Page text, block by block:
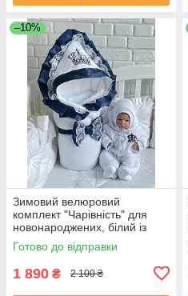
–10%
Зимовий велюровий
комплект "Чарівність" для
новонароджених, білий із
синім
Готово до відправки
1 890 ₴ 2 100 ₴